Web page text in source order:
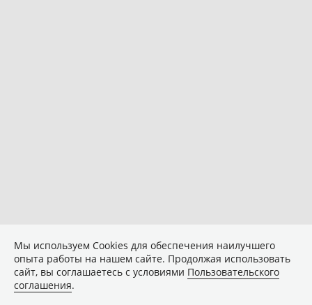
Мы используем Сookies для обеспечения наилучшего
опыта работы на нашем сайте. Продолжая использовать
сайт, вы соглашаетесь с условиями Пользовательского
соглашения.